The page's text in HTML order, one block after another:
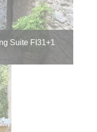
Suite FI31+1